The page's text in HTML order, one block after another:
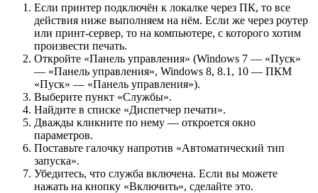
Если принтер подключён к локалке через ПК, то все
действия ниже выполняем на нём. Если же через роутер
или принт-сервер, то на компьютере, с которого хотим
произвести печать.
Откройте «Панель управления» (Windows 7 — «Пуск»
— «Панель управления», Windows 8, 8.1, 10 — ПКМ
«Пуск» — «Панель управления»).
Выберите пункт «Службы».
Найдите в списке «Диспетчер печати».
Дважды кликните по нему — откроется окно
параметров.
Поставьте галочку напротив «Автоматический тип
запуска».
Убедитесь, что служба включена. Если вы можете
нажать на кнопку «Включить», сделайте это.